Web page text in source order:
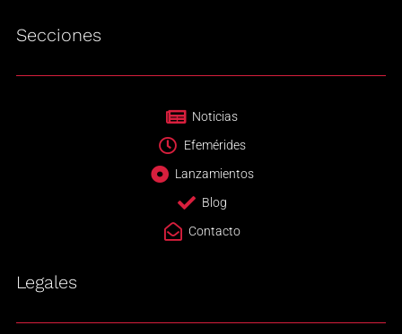
Secciones
Noticias
Efemérides
Lanzamientos
Blog
Contacto
Legales